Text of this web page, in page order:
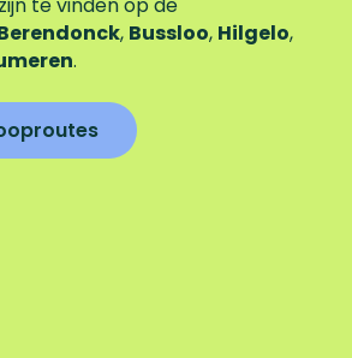
, Bussloo, Hilgelo,
.